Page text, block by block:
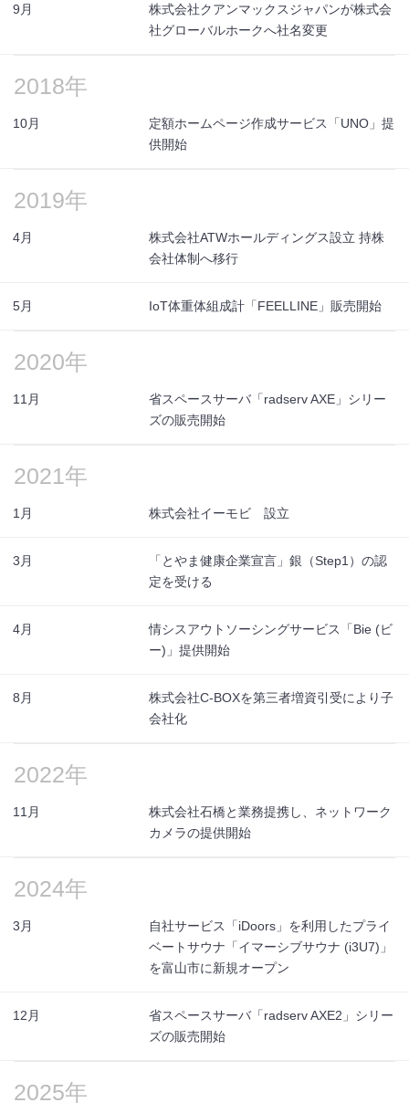
9月
株式会社クアンマックスジャパンが株式会
社グローバルホークへ社名変更
2018年
10月
定額ホームページ作成サービス「UNO」提
供開始
2019年
4月
株式会社ATWホールディングス設立 持株
会社体制へ移行
5月 IoT体重体組成計「FEELLINE」販売開始
2020年
11月
省スペースサーバ「radserv AXE」シリー
ズの販売開始
2021年
1月 株式会社イーモビ 設立
3月
「とやま健康企業宣言」銀（Step1）の認
定を受ける
4月
情シスアウトソーシングサービス「Bie (ビ
ー)」提供開始
8月
株式会社C-BOXを第三者増資引受により子
会社化
2022年
11月
株式会社石橋と業務提携し、ネットワーク
カメラの提供開始
2024年
3月
自社サービス「iDoors」を利用したプライ
ベートサウナ「イマーシブサウナ (i3U7)」
を富山市に新規オープン
12月
省スペースサーバ「radserv AXE2」シリー
ズの販売開始
2025年